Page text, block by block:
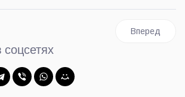
золота и четыре бронзы завоевали
Следующий:
Вперед